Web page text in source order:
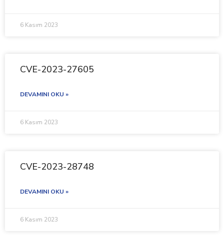
6 Kasım 2023
CVE-2023-27605
DEVAMINI OKU »
6 Kasım 2023
CVE-2023-28748
DEVAMINI OKU »
6 Kasım 2023